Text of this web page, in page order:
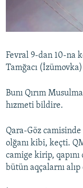
Українською
RFE/RS bütün
Fevral 9-dan 10-na
Tamğacı
Bunı Qırım
hızmeti bildire.
Qara-Göz camisinde
olğanı kibi, keçti.
camige kirip, qapını
bütün aqçalarnı alıp